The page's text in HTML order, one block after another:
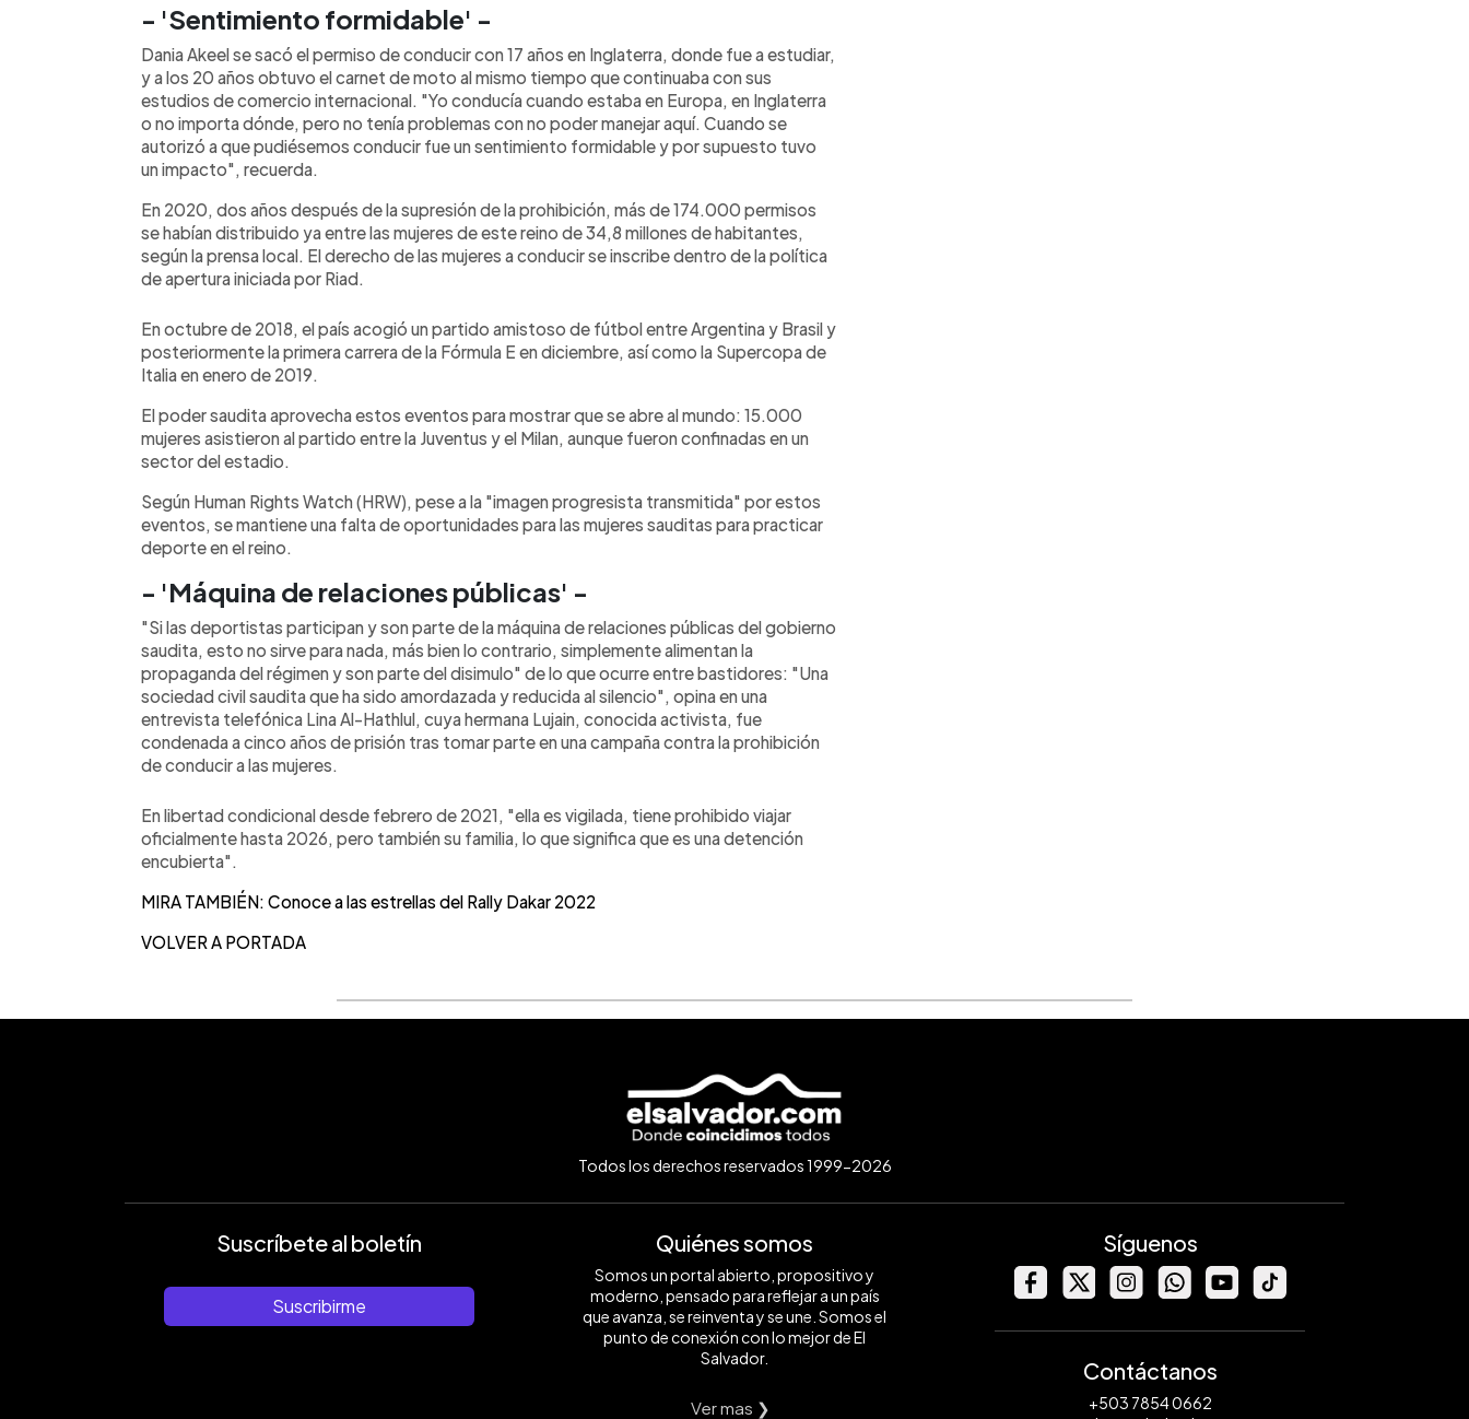
- 'Sentimiento formidable' -
Dania Akeel se sacó el permiso de conducir con 17 años en Inglaterra, donde fue a estudiar,
y a los 20 años obtuvo el carnet de moto al mismo tiempo que continuaba con sus
estudios de comercio internacional. "Yo conducía cuando estaba en Europa, en Inglaterra
o no importa dónde, pero no tenía problemas con no poder manejar aquí. Cuando se
autorizó a que pudiésemos conducir fue un sentimiento formidable y por supuesto tuvo
un impacto", recuerda.
En 2020, dos años después de la supresión de la prohibición, más de 174.000 permisos
se habían distribuido ya entre las mujeres de este reino de 34,8 millones de habitantes,
según la prensa local. El derecho de las mujeres a conducir se inscribe dentro de la política
de apertura iniciada por Riad.
En octubre de 2018, el país acogió un partido amistoso de fútbol entre Argentina y Brasil y
posteriormente la primera carrera de la Fórmula E en diciembre, así como la Supercopa de
Italia en enero de 2019.
El poder saudita aprovecha estos eventos para mostrar que se abre al mundo: 15.000
mujeres asistieron al partido entre la Juventus y el Milan, aunque fueron confinadas en un
sector del estadio.
Según Human Rights Watch (HRW), pese a la "imagen progresista transmitida" por estos
eventos, se mantiene una falta de oportunidades para las mujeres sauditas para practicar
deporte en el reino.
- 'Máquina de relaciones públicas' -
"Si las deportistas participan y son parte de la máquina de relaciones públicas del gobierno
saudita, esto no sirve para nada, más bien lo contrario, simplemente alimentan la
propaganda del régimen y son parte del disimulo" de lo que ocurre entre bastidores: "Una
sociedad civil saudita que ha sido amordazada y reducida al silencio", opina en una
entrevista telefónica Lina Al-Hathlul, cuya hermana Lujain, conocida activista, fue
condenada a cinco años de prisión tras tomar parte en una campaña contra la prohibición
de conducir a las mujeres.
En libertad condicional desde febrero de 2021, "ella es vigilada, tiene prohibido viajar
oficialmente hasta 2026, pero también su familia, lo que significa que es una detención
encubierta".
MIRA TAMBIÉN: Conoce a las estrellas del Rally Dakar 2022
VOLVER A PORTADA
Todos los derechos reservados 1999-2026
Suscríbete al boletín
Suscribirme
Quiénes somos
Somos un portal abierto, propositivo y
moderno, pensado para reflejar a un país
que avanza, se reinventa y se une. Somos el
punto de conexión con lo mejor de El
Salvador.
Ver mas ❯
Síguenos
Contáctanos
+503 7854 0662